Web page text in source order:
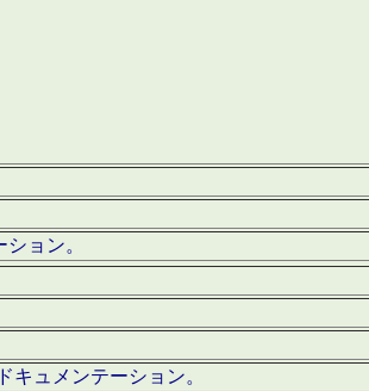
ョン。
キュメンテーション。